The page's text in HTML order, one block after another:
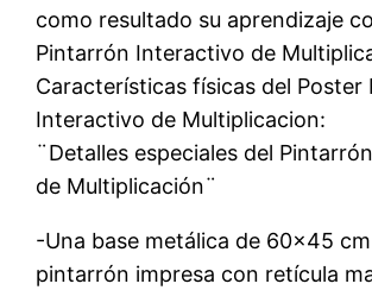
como resultado su aprendizaje
Pintarrón Interactivo de
Características físicas del Poster
Interactivo de Multiplicacion:
¨Detalles especiales del
de Multiplicación¨
-Una base metálica de 60×45
pintarrón impresa con retícula